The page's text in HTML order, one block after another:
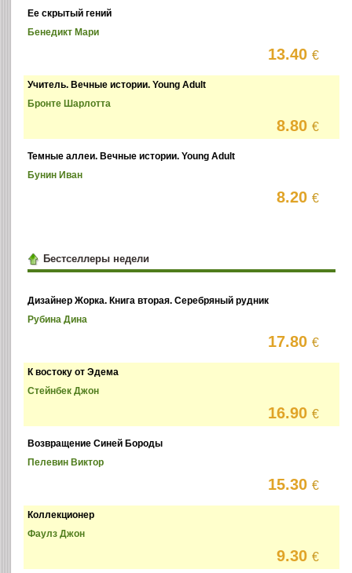
Ее скрытый гений
Бенедикт Мари
13.40€
Учитель. Вечные истории. Young Adult
Бронте Шарлотта
8.80€
Темные аллеи. Вечные истории. Young Adult
Бунин Иван
8.20€
Бестселлеры недели
Дизайнер Жорка. Книга вторая. Серебряный рудник
Рубина Дина
17.80€
К востоку от Эдема
Стейнбек Джон
16.90€
Возвращение Синей Бороды
Пелевин Виктор
15.30€
Коллекционер
Фаулз Джон
9.30€